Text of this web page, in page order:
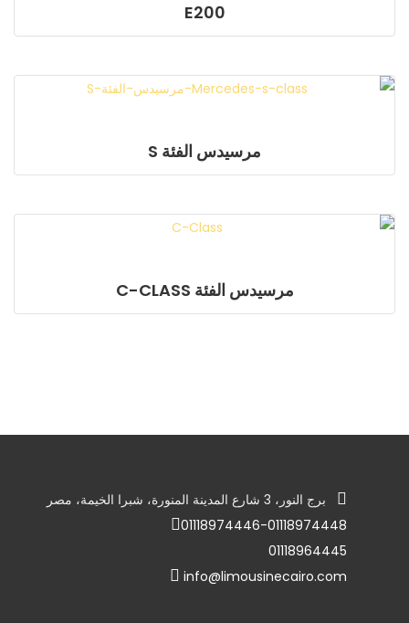
E200
مرسيدس الفئة S
مرسيدس الفئة C-CLASS
برج النور، 3 شارع المدينة المنورة، شبرا الخيمة، مصر
01118974446-01118974448
01118964445
info@limousinecairo.com